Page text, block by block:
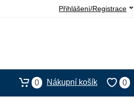
Přihlášení/Registrace
0
0 Nákupní košík